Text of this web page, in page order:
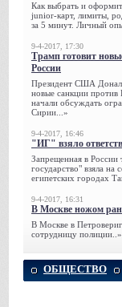
Как выбрать и
junior-карт, лимиты,
за 5 минут. Личный
9-4-2017, 17:30
Трамп готовит
России
Президент США
новые санкции
начали обсуждать
Сирии...»
9-4-2017, 16:46
"ИГ" взяло
Запрещенная в России
государство" взяла на
египетских городах
9-4-2017, 16:31
В Москве ножом
В Москве в
сотрудницу полиции..»
ОБЩЕСТВО